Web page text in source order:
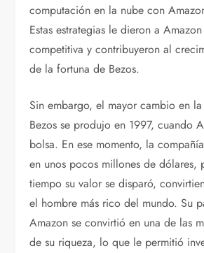
computación en la nube con
Estas estrategias le dieron a
competitiva y contribuyeron al
de la fortuna de Bezos.
Sin embargo, el mayor cambio en
Bezos se produjo en 1997, cuando
bolsa. En ese momento, la
en unos pocos millones de dólares,
tiempo su valor se disparó,
el hombre más rico del mundo. Su
Amazon se convirtió en una de las
de su riqueza, lo que le permitió